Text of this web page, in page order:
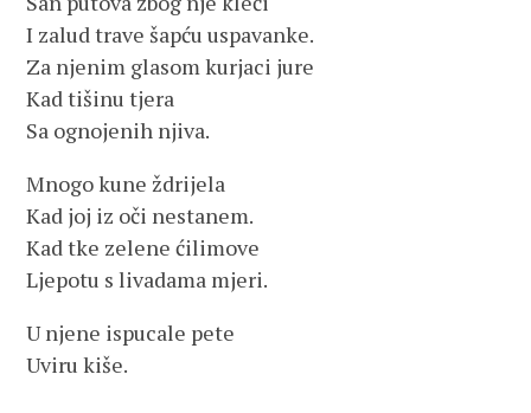
I zalud trave šapću uspavanke.
Za njenim glasom kurjaci jure
Kad tišinu tjera
Sa ognojenih njiva.
Mnogo kune ždrijela
Kad joj iz oči nestanem.
Kad tke zelene ćilimove
Ljepotu s livadama mjeri.
U njene ispucale pete
Uviru kiše.